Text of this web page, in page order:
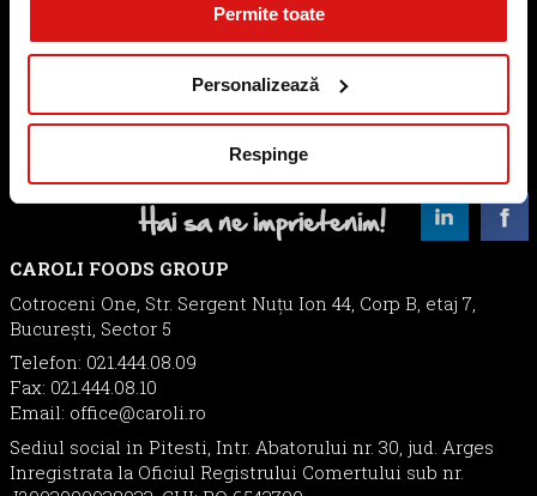
Permite toate
Personalizează
Respinge
portofoliu de marci si produse care acopera toate
segmentele de consum la nivel national si international.
Caroli Foods Group. Prin calitate, prieten pe viata!
Marcile noastre: SISSI CAMPOFRIO CAROLI MAESTRO
Hai sa ne imprietenim!
CAROLI FOODS GROUP
Cotroceni One, Str. Sergent Nuţu Ion 44, Corp B, etaj 7,
București, Sector 5
Telefon: 021.444.08.09
Fax: 021.444.08.10
Email: office@caroli.ro
Sediul social in Pitesti, Intr. Abatorului nr. 30, jud. Arges
Inregistrata la Oficiul Registrului Comertului sub nr.